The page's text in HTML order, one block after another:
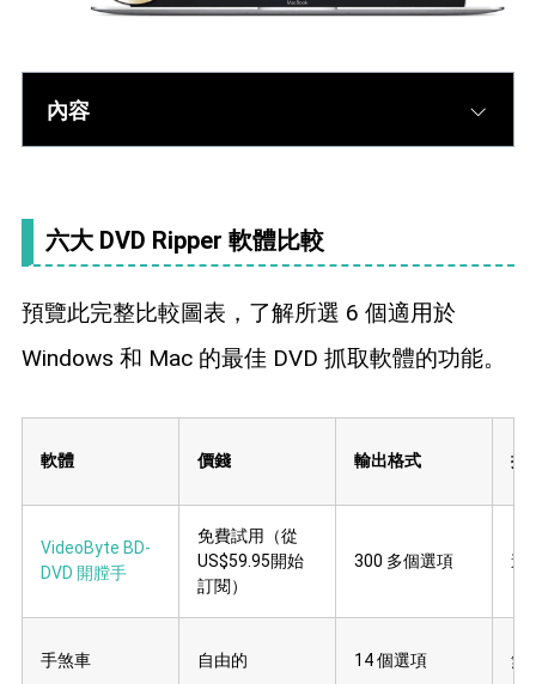
內容
六大 DVD Ripper 軟體比較
預覽此完整比較圖表，了解所選 6 個適用於
Windows 和 Mac 的最佳 DVD 抓取軟體的功能。
軟體 價錢 輸出格式 撕
VideoByte BD-
DVD 開膛手
免費試用（從
US$59.95開始
訂閱）
300 多個選項 速
手煞車 自由的 14 個選項 無